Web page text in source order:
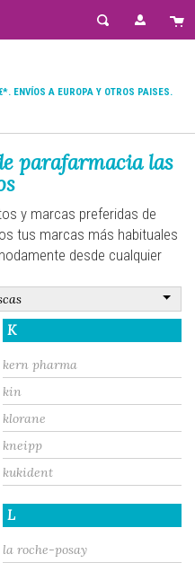
ENVÍOS A EUROPA Y OTROS PAISES.
parafarmacia las
y marcas preferidas de
tus marcas más habituales
desde cualquier
K
kern pharma
kin
klorane
kneipp
kukident
L
la roche-posay